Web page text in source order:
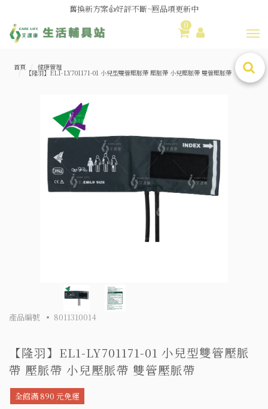
舊換新方案👍好評不斷~🆕品項更新中
😆備餐原來可以這麼輕鬆🎌KEWPIE介護食🍱營養均衡
0
首頁 健康管理
【隆羽】EL1-LY701171-01 小兒型雙管壓脈帶 壓脈帶 小兒壓脈帶 雙管壓脈帶
產品編號 8011310014
【隆羽】EL1-LY701171-01 小兒型雙管壓脈
帶 壓脈帶 小兒壓脈帶 雙管壓脈帶
全館滿 890 元免運